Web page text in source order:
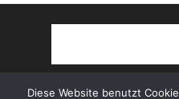
Diese Website benutzt